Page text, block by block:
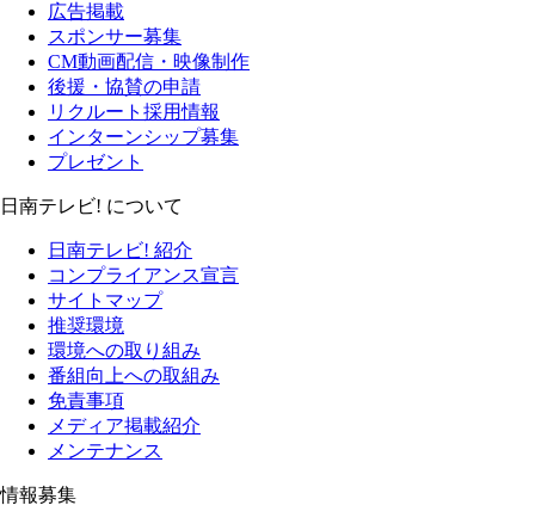
広告掲載
スポンサー募集
CM動画配信・映像制作
後援・協賛の申請
リクルート採用情報
インターンシップ募集
プレゼント
日南テレビ! について
日南テレビ! 紹介
コンプライアンス宣言
サイトマップ
推奨環境
環境への取り組み
番組向上への取組み
免責事項
メディア掲載紹介
メンテナンス
情報募集